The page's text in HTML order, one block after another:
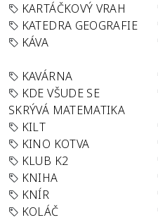
KARTÁČKOVÝ VRAH
KATEDRA GEOGRAFIE
KÁVA
KAVÁRNA
KDE VŠUDE SE
SKRÝVÁ MATEMATIKA
KILT
KINO KOTVA
KLUB K2
KNIHA
KNÍR
KOLÁČ